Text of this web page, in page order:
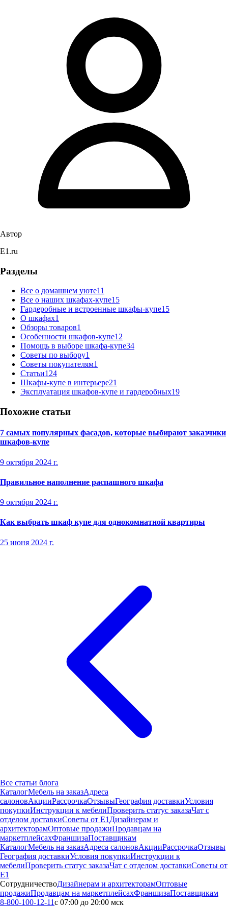
Автор
E1.ru
Разделы
Все о домашнем уюте11
Все о наших шкафах-купе15
Гардеробные и встроенные шкафы-купе15
О шкафах1
Обзоры товаров1
Особенности шкафов-купе12
Помощь в выборе шкафа-купе34
Советы по выбору1
Советы покупателям1
Статьи124
Шкафы-купе в интерьере21
Эксплуатация шкафов-купе и гардеробных19
Похожие статьи
7 самых популярных фасадов, которые выбирают заказчики
шкафов-купе
9 октября 2024 г.
Правильное наполнение распашного шкафа
9 октября 2024 г.
Как выбрать шкаф купе для однокомнатной квартиры
25 июня 2024 г.
Все статьи блога
КаталогМебель на заказАдреса
салоновАкцииРассрочкаОтзывыГеография доставкиУсловия
покупкиИнструкции к мебелиПроверить статус заказаЧат с
отделом доставкиСоветы от Е1 Дизайнерам и
архитекторамОптовые продажиПродавцам на
маркетплейсахФраншизаПоставщикам
КаталогМебель на заказАдреса салоновАкцииРассрочкаОтзывы
География доставкиУсловия покупкиИнструкции к
мебелиПроверить статус заказаЧат с отделом доставкиСоветы от
Е1
СотрудничествоДизайнерам и архитекторамОптовые
продажиПродавцам на маркетплейсахФраншизаПоставщикам
8-800-100-12-11с 07:00 до 20:00 мск